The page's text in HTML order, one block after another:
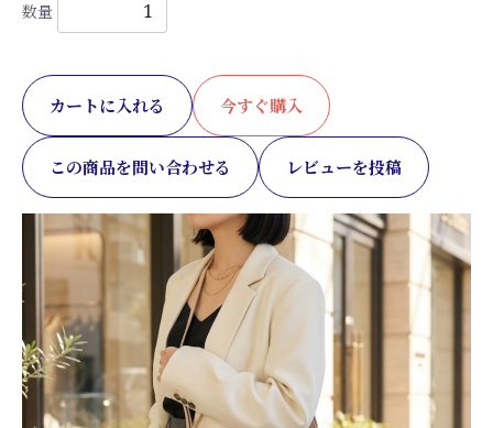
数量
カートに入れる 今すぐ購入
この商品を問い合わせる レビューを投稿